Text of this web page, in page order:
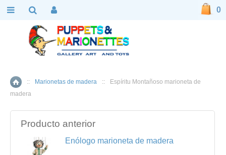
Inicio
:: Marionetas de madera ::
Espíritu Montañoso marioneta de
madera
Producto anterior
Enólogo marioneta de madera
0